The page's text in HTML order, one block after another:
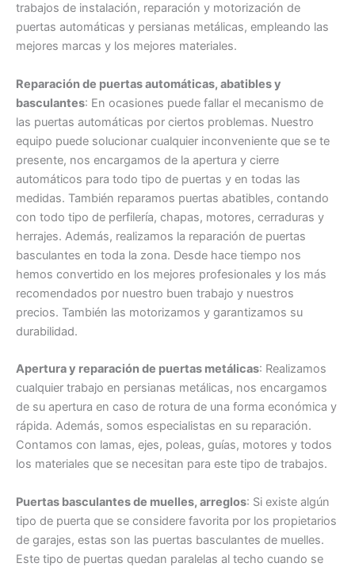
trabajos de instalación, reparación y motorización de
puertas automáticas y persianas metálicas, empleando las
mejores marcas y los mejores materiales.
Reparación de puertas automáticas, abatibles y
basculantes: En ocasiones puede fallar el mecanismo de
las puertas automáticas por ciertos problemas. Nuestro
equipo puede solucionar cualquier inconveniente que se te
presente, nos encargamos de la apertura y cierre
automáticos para todo tipo de puertas y en todas las
medidas. También reparamos puertas abatibles, contando
con todo tipo de perfilería, chapas, motores, cerraduras y
herrajes. Además, realizamos la reparación de puertas
basculantes en toda la zona. Desde hace tiempo nos
hemos convertido en los mejores profesionales y los más
recomendados por nuestro buen trabajo y nuestros
precios. También las motorizamos y garantizamos su
durabilidad.
Apertura y reparación de puertas metálicas: Realizamos
cualquier trabajo en persianas metálicas, nos encargamos
de su apertura en caso de rotura de una forma económica y
rápida. Además, somos especialistas en su reparación.
Contamos con lamas, ejes, poleas, guías, motores y todos
los materiales que se necesitan para este tipo de trabajos.
Puertas basculantes de muelles, arreglos: Si existe algún
tipo de puerta que se considere favorita por los propietarios
de garajes, estas son las puertas basculantes de muelles.
Este tipo de puertas quedan paralelas al techo cuando se